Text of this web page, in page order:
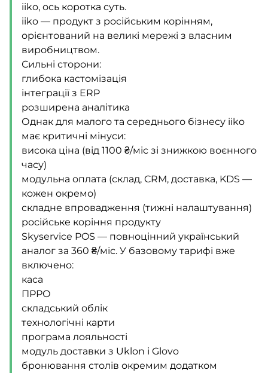
iiko, ось коротка суть.
iiko — продукт з російським корінням,
орієнтований на великі мережі з власним
виробництвом.
Сильні сторони:
глибока кастомізація
інтеграції з ERP
розширена аналітика
Однак для малого та середнього бізнесу iiko
має критичні мінуси:
висока ціна (від 1100 ₴/міс зі знижкою воєнного
часу)
модульна оплата (склад, CRM, доставка, KDS —
кожен окремо)
складне впровадження (тижні налаштування)
російське коріння продукту
Skyservice POS — повноцінний український
аналог за 360 ₴/міс. У базовому тарифі вже
включено:
каса
ПРРО
складський облік
технологічні карти
програма лояльності
модуль доставки з Uklon і Glovo
бронювання столів окремим додатком